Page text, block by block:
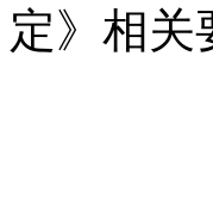
定》相关